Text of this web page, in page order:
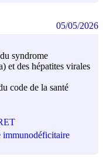
syndrome
et des hépatites virales
code de la santé
immunodéficitaire
05/05/2026